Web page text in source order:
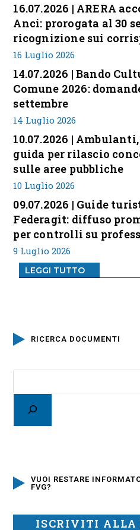
16.07.2026 | ARERA
Anci: prorogata al 30
ricognizione sui
16 Luglio 2026
14.07.2026 | Bando
Comune 2026:
settembre
14 Luglio 2026
10.07.2026 |
guida per rilascio
sulle aree pubbliche
10 Luglio 2026
09.07.2026 | Guide
Federagit: diffuso
per controlli su
9 Luglio 2026
LEGGI TUTTO
RICERCA DOCUMENTI
VUOI RESTARE
FVG?
ISCRIVITI ALLA